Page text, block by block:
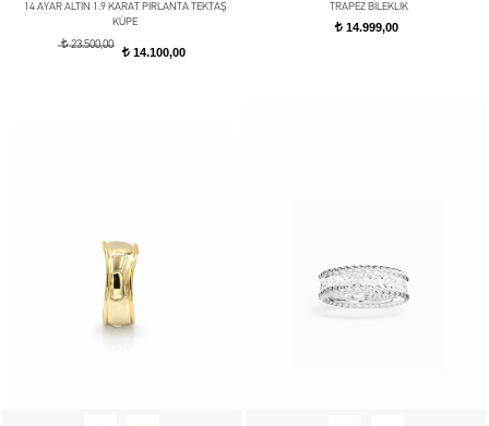
14 AYAR ALTIN 1.9 KARAT PIRLANTA TEKTAŞ
KÜPE
t23.500,00
t 14.100,00
TRAPEZ BILEKLIK
t 14.999,00